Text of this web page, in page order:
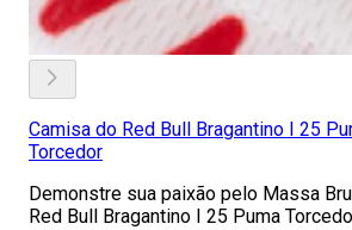
Camisa do Red Bull Bragantino I 25
Torcedor
Demonstre sua paixão pelo Massa
Red Bull Bragantino I 25 Puma